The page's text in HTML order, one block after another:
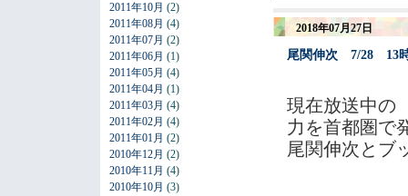
2011年10月 (2)
2011年08月 (4)
2011年07月 (2)
2011年06月 (1)
2011年05月 (4)
2011年04月 (1)
2011年03月 (4)
2011年02月 (4)
2011年01月 (2)
2010年12月 (2)
2010年11月 (4)
2010年10月 (3)
2018年07月27日
尾関伸次 7/28 13時
現在放送中
力を首都圏で
尾関伸次とブ